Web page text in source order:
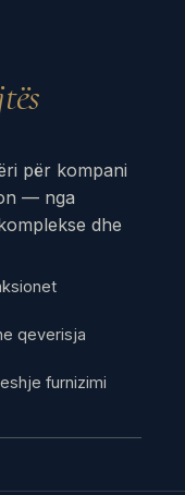
për kompani
— nga
dhe
qeverisja
furnizimi